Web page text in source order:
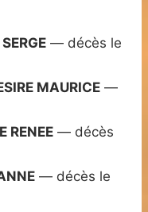
— décès le
MAURICE —
RENEE — décès
— décès le